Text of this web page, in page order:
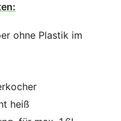
ohne Plastik im
heiß